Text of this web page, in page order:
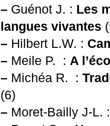
– Guénot J. : Les
langues vivantes
– Hilbert L.W. :
– Meile P. : A
– Michéa R. :
(6)
– Moret-Bailly J-L.